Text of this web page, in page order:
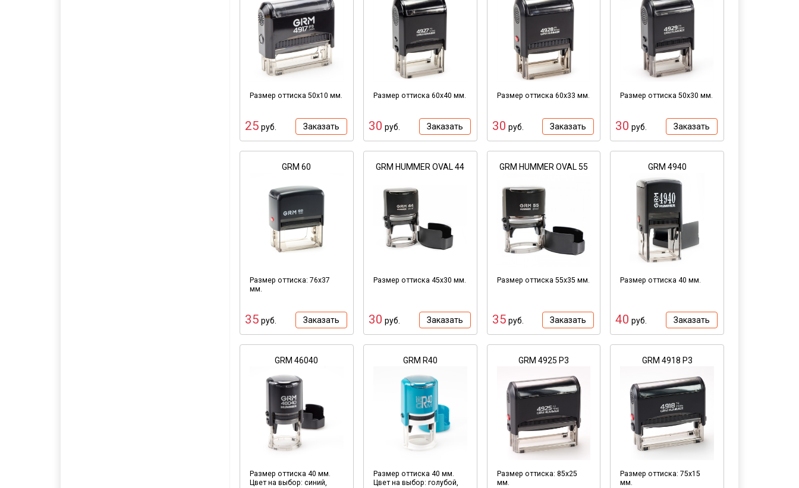
Размер оттиска 50х10 мм.
25 руб. Заказать
Размер оттиска 60х40 мм.
30 руб. Заказать
Размер оттиска 60х33 мм.
30 руб. Заказать
Размер оттиска 50х30 мм.
30 руб. Заказать
GRM 60
Размер оттиска: 76х37
мм.
35 руб. Заказать
GRM HUMMER OVAL 44
Размер оттиска 45х30 мм.
30 руб. Заказать
GRM HUMMER OVAL 55
Размер оттиска 55х35 мм.
35 руб. Заказать
GRM 4940
Размер оттиска 40 мм.
40 руб. Заказать
GRM 46040
Размер оттиска 40 мм.
Цвет на выбор: синий,
GRM R40
Размер оттиска 40 мм.
Цвет на выбор: голубой,
GRM 4925 P3
Размер оттиска: 85х25
мм.
GRM 4918 Р3
Размер оттиска: 75х15
мм.